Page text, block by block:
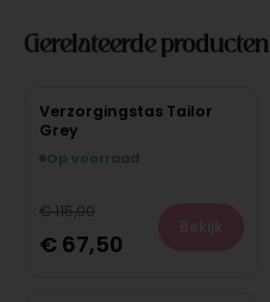
Gerelateerde producten
Verzorgingstas Tailor
Grey
Op voorraad
€115,00
€ 67,50